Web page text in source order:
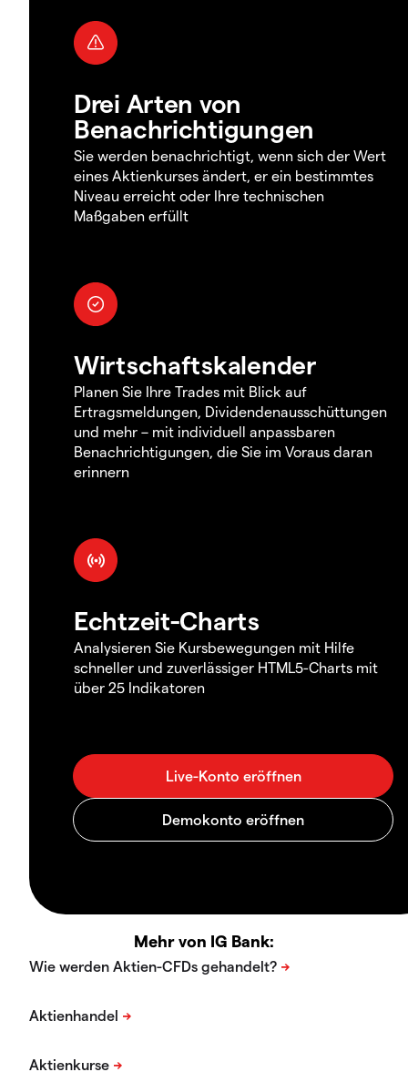
Drei Arten von
Benachrichtigungen
Sie werden benachrichtigt, wenn sich der Wert
eines Aktienkurses ändert, er ein bestimmtes
Niveau erreicht oder Ihre technischen
Maßgaben erfüllt
Wirtschaftskalender
Planen Sie Ihre Trades mit Blick auf
Ertragsmeldungen, Dividendenausschüttungen
und mehr – mit individuell anpassbaren
Benachrichtigungen, die Sie im Voraus daran
erinnern
Echtzeit-Charts
Analysieren Sie Kursbewegungen mit Hilfe
schneller und zuverlässiger HTML5-Charts mit
über 25 Indikatoren
Mehr von IG Bank: